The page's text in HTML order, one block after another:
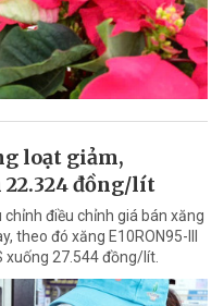
loạt giảm,
22.324 đồng/lít
điều chỉnh giá bán xăng
theo đó xăng E10RON95-III
xuống 27.544 đồng/lít.